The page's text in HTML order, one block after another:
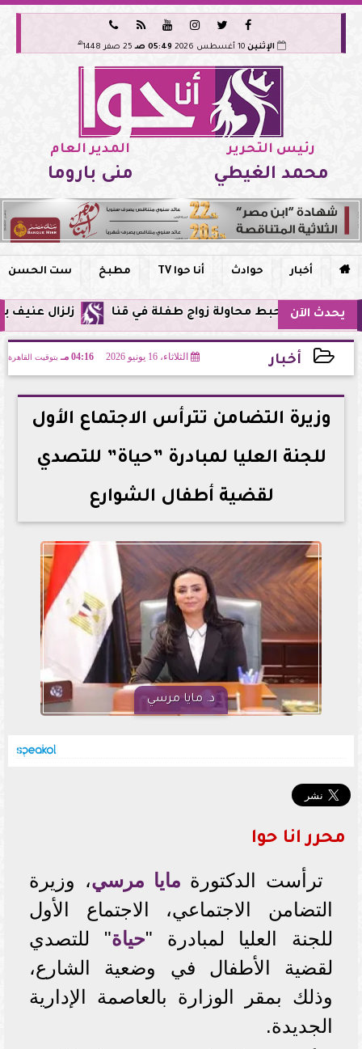






الإثنين 10 أغسطس 2026 05:49 صـ 25 صفر 1448 هـ
رئيس التحرير
محمد الغيطي
المدير العام
منى باروما
 أخبار حوادث أنا حوا TV مطبخ ست الحسن
يحدث الآن زلزال عنيف بقوة 7 درجات يضرب سواحل الفلبين وحزام النار يهتز من جديد محاولة زواج طفلة في قنا
أخبار الثلاثاء، 16 يونيو 2026 04:16 مـ بتوقيت القاهرة
2026-06-16 16:16:34
وزيرة التضامن تترأس الاجتماع الأول
للجنة العليا لمبادرة ”حياة” للتصدي
لقضية أطفال الشوارع
د. مايا مرسي
محرر انا حوا
ترأست الدكتورة مايا مرسي، وزيرة
التضامن الاجتماعي، الاجتماع الأول
للجنة العليا لمبادرة "حياة" للتصدي
لقضية الأطفال في وضعية الشارع،
وذلك بمقر الوزارة بالعاصمة الإدارية
الجديدة.